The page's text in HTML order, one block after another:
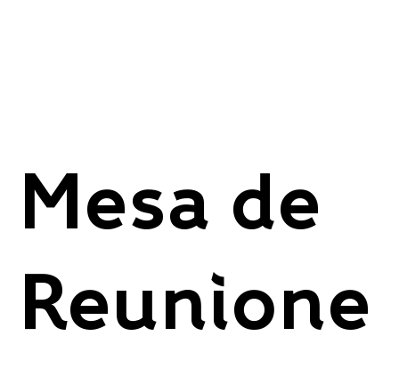
Mesa de
Reunione